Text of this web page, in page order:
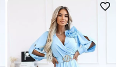
favorite_border